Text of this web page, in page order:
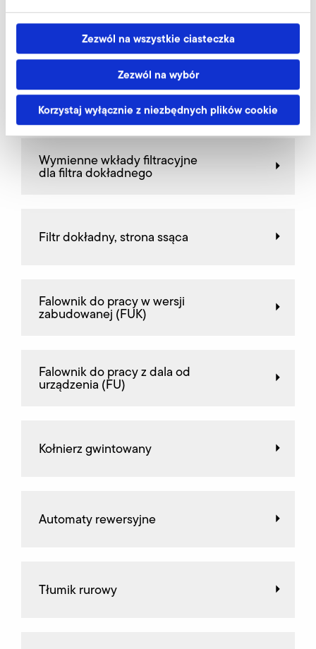
Zezwól na wszystkie ciasteczka
Zezwól na wybór
Korzystaj wyłącznie z niezbędnych plików cookie
AirKnife
Króciec przyłączeniowy
Wymienne wkłady filtracyjne
dla filtra dokładnego
Filtr dokładny, strona ssąca
Falownik do pracy w wersji
zabudowanej (FUK)
Falownik do pracy z dala od
urządzenia (FU)
Kołnierz gwintowany
Automaty rewersyjne
Tłumik rurowy